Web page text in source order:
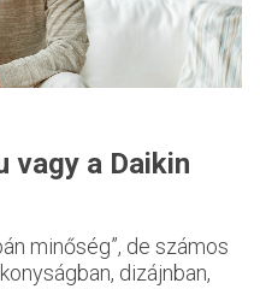
vagy a Daikin
minőség”, de számos
dizájnban,